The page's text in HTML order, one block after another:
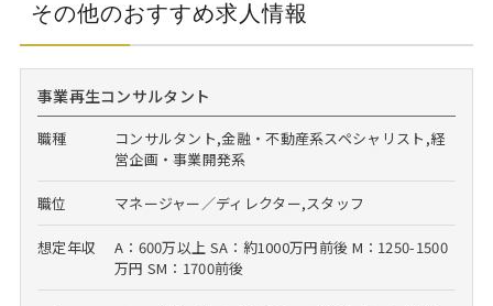
その他のおすすめ求人情報
事業再生コンサルタント
職種
コンサルタント,金融・不動産系スペシャリスト,経
営企画・事業開発系
職位 マネージャー／ディレクター,スタッフ
想定年収
A：600万以上 SA：約1000万円前後 M：1250-1500
万円 SM：1700前後